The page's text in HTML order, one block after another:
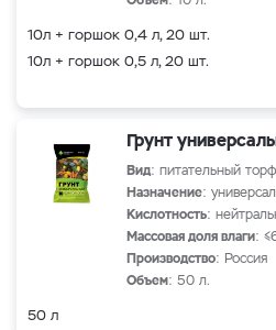
10л + горшок 0,4 л, 20 шт.
10л + горшок 0,5 л, 20 шт.
Грунт
Вид: питательный
Назначение:
Кислотность:
Массовая доля влаги:
Производство: Россия
Объем: 50 л.
50 л